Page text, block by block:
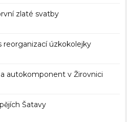
zlaté svatby
reorganizací úzkokolejky
autokomponent v Žirovnici
Šatavy